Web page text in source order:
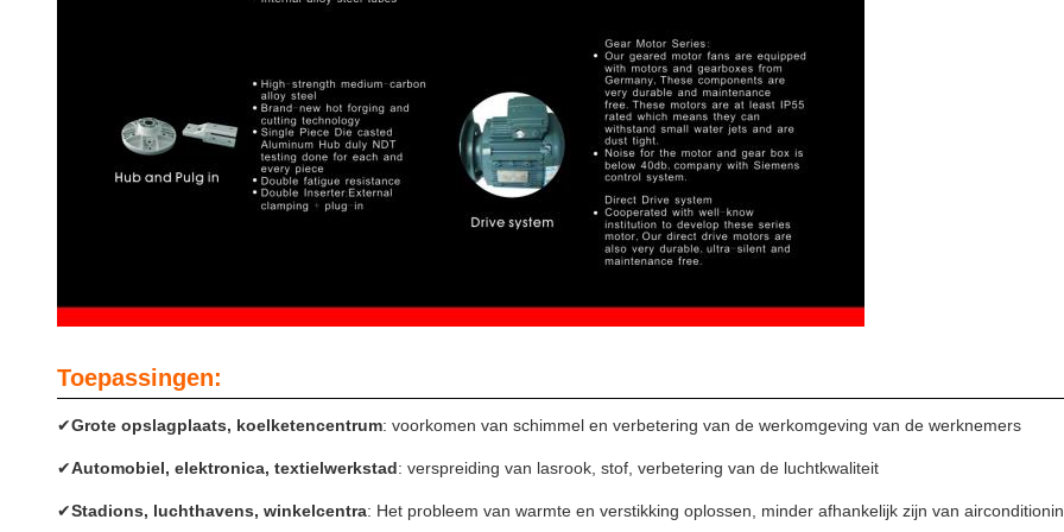
Toepassingen:
✔Grote opslagplaats, koelketencentrum: voorkomen van schimmel en verbetering van de werkomgeving van de werknemers
✔Automobiel, elektronica, textielwerkstad: verspreiding van lasrook, stof, verbetering van de luchtkwaliteit
✔Stadions, luchthavens, winkelcentra: Het probleem van warmte en verstikking oplossen, minder afhankelijk zijn van